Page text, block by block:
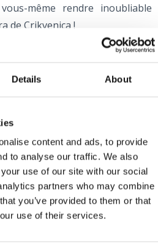
Details About
content and ads, to provide
to analyse our traffic. We also
use of our site with our social
partners who may combine
you’ve provided to them or that
use of their services.
même rendre inoubliable
de Crikvenica !
pas du voyage: lire ce
apportons des détails et vous
où dormir, manger et
! Complétez vos impressions